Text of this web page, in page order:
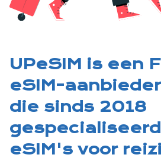
UPeSIM is een
eSIM-
die sinds 2018
eSIM's voor